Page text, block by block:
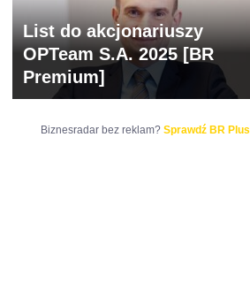
List do akcjonariuszy
OPTeam S.A. 2025 [BR
Premium]
Biznesradar bez reklam? Sprawdź BR Plus